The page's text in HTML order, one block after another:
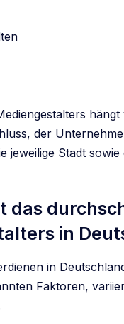
der
jeweilige Stadt
das
in
in
Faktoren,